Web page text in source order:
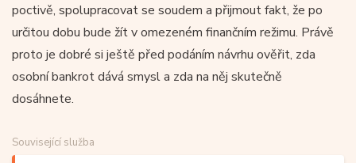
poctivě, spolupracovat se soudem a přijmout fakt, že po
určitou dobu bude žít v omezeném finančním režimu. Právě
proto je dobré si ještě před podáním návrhu ověřit, zda
osobní bankrot dává smysl a zda na něj skutečně
dosáhnete.
Související služba